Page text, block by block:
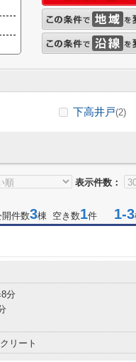
下高井戸(2)
表示件数：
開件数3棟 空き数1件 1-3
分
リート